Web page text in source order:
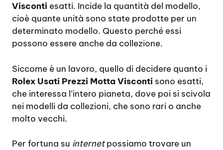
Visconti esatti. Incide la quantità del modello,
cioè quante unità sono state prodotte per un
determinato modello. Questo perché essi
possono essere anche da collezione.
Siccome è un lavoro, quello di decidere quanto i
Rolex Usati Prezzi Motta Visconti sono esatti,
che interessa l’intero pianeta, dove poi si scivola
nei modelli da collezioni, che sono rari o anche
molto vecchi.
Per fortuna su internetpossiamo trovare un